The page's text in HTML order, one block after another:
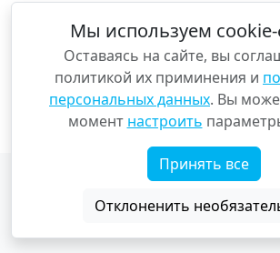
Copyright © «Voyage
Параметры cookie
Мы используем
Оставаясь на сайте, вы
политикой их приминения и
персональных данных. Вы
момент настроить
Принять все
Отклоненить